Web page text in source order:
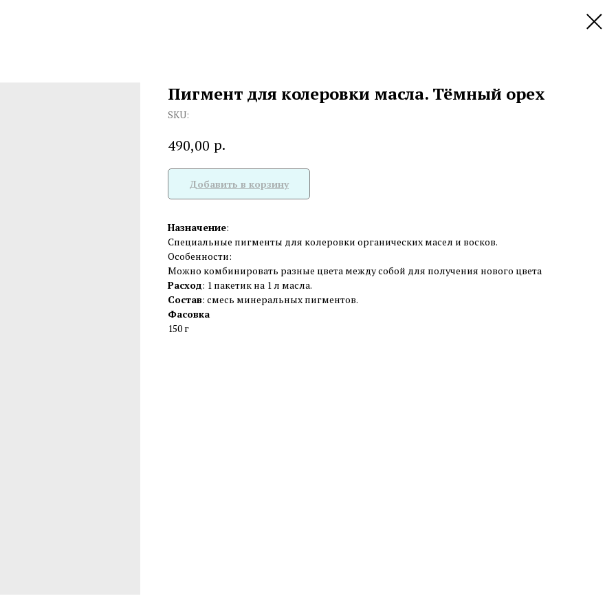
Пигмент для колеровки масла. Тёмный орех
SKU:
490,00 р.
Добавить в корзину
Назначение:
Специальные пигменты для колеровки органических масел и восков.
Особенности:
Можно комбинировать разные цвета между собой для получения нового цвета
Расход: 1 пакетик на 1 л масла.
Состав: смесь минеральных пигментов.
Фасовка
150 г